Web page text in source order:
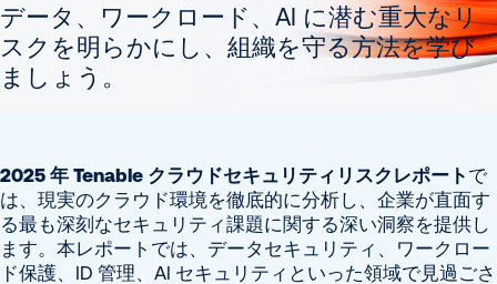
データ、ワークロード、AI に潜む重大なリ
スクを明らかにし、組織を守る方法を学び
ましょう。
2025 年 Tenable クラウドセキュリティリスクレポート で
は、現実のクラウド環境を徹底的に分析し、企業が直面す
る最も深刻なセキュリティ課題に関する深い洞察を提供し
ます。本レポートでは、データセキュリティ、ワークロー
ド保護、ID 管理、AI セキュリティといった領域で見過ごさ